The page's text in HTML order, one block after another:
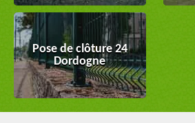
Pose de clôture 24
Dordogne